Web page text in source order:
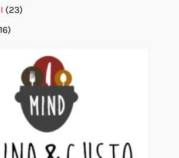
(23)